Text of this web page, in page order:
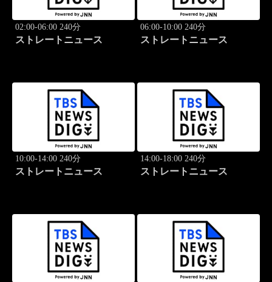
02:00-06:00 240分
ストレートニュース
06:00-10:00 240分
ストレートニュース
10:00-14:00 240分
ストレートニュース
14:00-18:00 240分
ストレートニュース